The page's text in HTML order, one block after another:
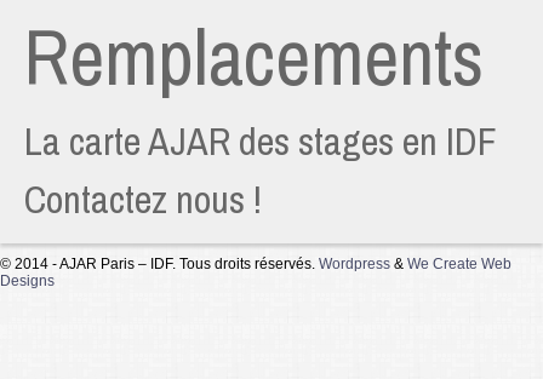
Remplacements
La carte AJAR des stages en IDF
Contactez nous !
© 2014 - AJAR Paris – IDF. Tous droits réservés. Wordpress & We Create Web
Designs